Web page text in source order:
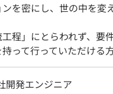
を密にし、世の中を変
程」にとらわれず、要
って行っていただける
開発エンジニア